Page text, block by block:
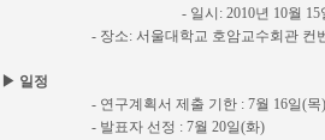
- 일시: 2010년 10월 15일(금)
- 장소: 서울대학교 호암교수회관 컨벤
▶ 일정
- 연구계획서 제출 기한 : 7월 16일(목)
- 발표자 선정 : 7월 20일(화)